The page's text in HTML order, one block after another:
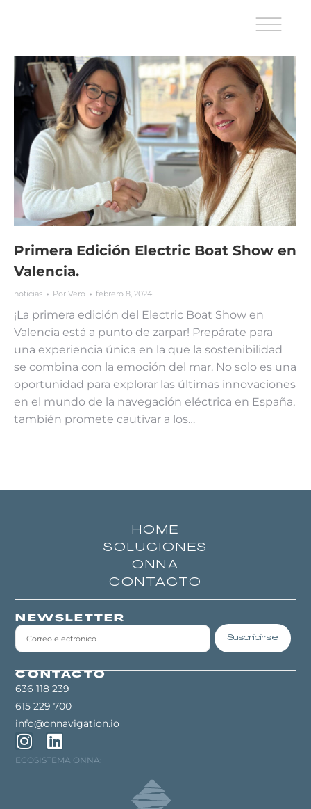
Primera Edición Electric Boat Show en
Valencia.
noticias Por Vero febrero 8, 2024
¡La primera edición del Electric Boat Show en
Valencia está a punto de zarpar! Prepárate para
una experiencia única en la que la sostenibilidad
se combina con la emoción del mar. No solo es una
oportunidad para explorar las últimas innovaciones
en el mundo de la navegación eléctrica en España,
también promete cautivar a los…
HOME
SOLUCIONES
ONNA
CONTACTO
NEWSLETTER
Suscribirse
CONTACTO
636 118 239
615 229 700
info@onnavigation.io
ECOSISTEMA ONNA: